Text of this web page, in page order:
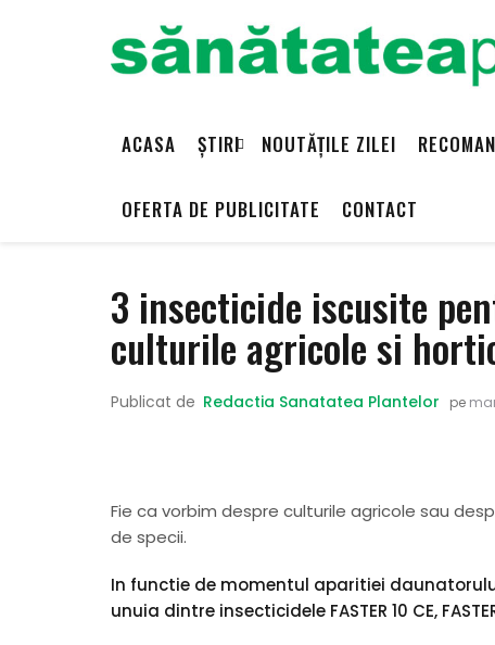
ACASA ȘTIRI NOUTĂȚILE ZILEI
OFERTA DE PUBLICITATE CONTACT
3 insecticide iscusite
culturile agricole si
Publicat de Redactia Sanatatea Plantelor pe
Fie ca vorbim despre culturile agricole sau
de specii.
In functie de momentul aparitiei
unuia dintre insecticidele FASTER 10 CE,